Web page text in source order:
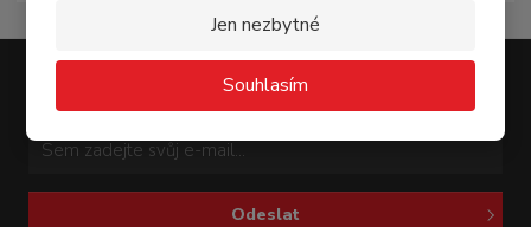
Jen nezbytné
Souhlasím
Přihlaste se k odběru novinek
Odeslat